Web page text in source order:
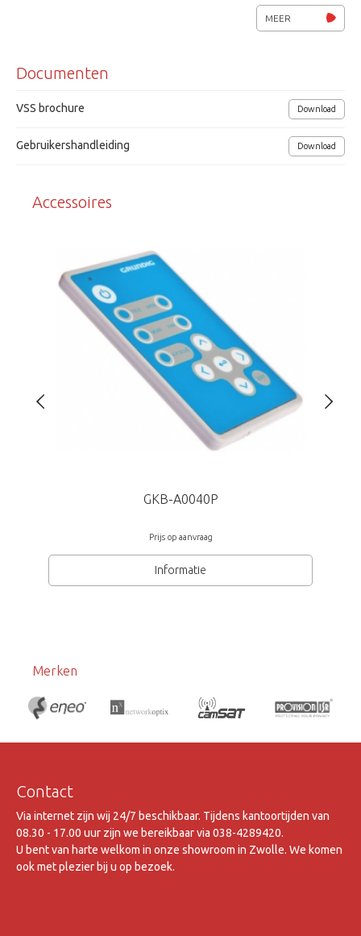
2.8 ~ 10.5 mm autoirislens (Tamron)
AGC, BLC, DNR, DIS, OSD
15 instelbare privacy zones (polygonaal), motion detection
Voedingsspanning 12Vdc / 24Vac
MEER
Documenten
VSS brochure Download
Gebruikershandleiding Download
Accessoires
GKB-A0040P
Prijs op aanvraag
Informatie
Merken
Contact
Via internet zijn wij 24/7 beschikbaar. Tijdens kantoortijden van
08.30 - 17.00 uur zijn we bereikbaar via 038-4289420.
U bent van harte welkom in onze showroom in Zwolle. We komen
ook met plezier bij u op bezoek.